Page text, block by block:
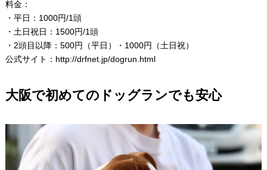
料金：
・平日：1000円/1頭
・土日祝日：1500円/1頭
・2頭目以降：500円（平日）・1000円（土日祝）
公式サイト： http://drfnet.jp/dogrun.html
大阪で初めてのドッグランでも安心